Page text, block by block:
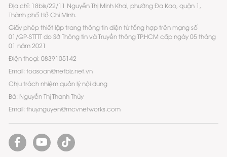
Địa chỉ: 18bis/22/11 Nguyễn Thị Minh Khai, phường Đa Kao, quận 1,
Thành phố Hồ Chí Minh.
Giấy phép thiết lập trang thông tin điện tử tổng hợp trên mạng số
01/GP-STTTT do Sở Thông tin và Truyền thông TP.HCM cấp ngày 05 tháng
01 năm 2021
Điện thoại: 0839105142
Email: toasoan@netbiz.net.vn
Chịu trách nhiệm quản lý nội dung
Bà: Nguyễn Thị Thanh Thủy
Email: thuy.nguyen@mcvnetworks.com